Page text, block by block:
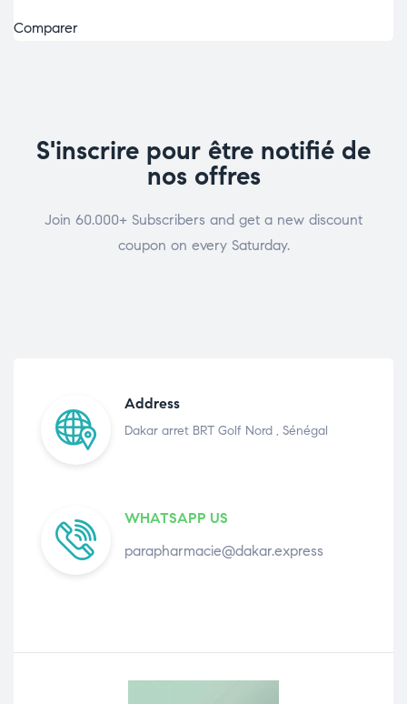
Comparer
S'inscrire pour être notifié de
nos offres
Join 60.000+ Subscribers and get a new discount
coupon on every Saturday.
Address
Dakar arret BRT Golf Nord , Sénégal
WHATSAPP US
parapharmacie@dakar.express